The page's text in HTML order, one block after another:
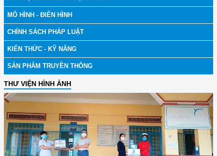
MÔ HÌNH - ĐIỂN HÌNH
CHÍNH SÁCH PHÁP LUẬT
KIẾN THỨC - KỸ NĂNG
SẢN PHẨM TRUYỀN THÔNG
THƯ VIỆN HÌNH ẢNH